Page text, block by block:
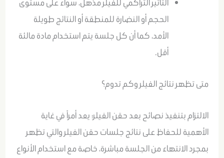
الحجم أو النضارة للمنطقة أو النتائج طويلة
الأمد، كما أن كل جلسة يتم استخدام مادة مالئة
أقل.
متى تظهر نتائج الفيلر وكم تدوم؟
الالتزام بتنفيذ نصائح بعد حقن الفيلر؛ يعد أمراً في غاية
الأهمية للحفاظ على نتائج جلسات حقن الفيلر والتي تظهر
بمجرد الانتهاء من الجلسة مباشرة، خاصة مع استخدام الأنواع